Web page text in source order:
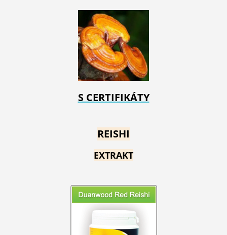
S CERTIFIKÁTY
REISHI
EXTRAKT